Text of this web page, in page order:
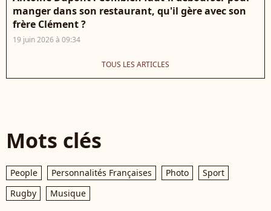
manger dans son restaurant, qu'il gère avec son
frère Clément ?
19 juin 2026 à 09:34
TOUS LES ARTICLES
Mots clés
People Personnalités Françaises Photo
Sport
Rugby
Musique